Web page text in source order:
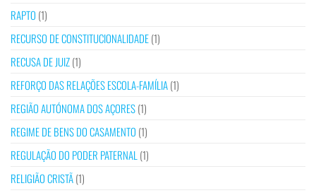
RAPTO (1)
RECURSO DE CONSTITUCIONALIDADE(1)
RECUSA DE JUIZ(1)
REFORÇO DAS RELAÇÕES ESCOLA-FAMÍLIA(1)
REGIÃO AUTÓNOMA DOS AÇORES(1)
REGIME DE BENS DO CASAMENTO (1)
REGULAÇÃO DO PODER PATERNAL(1)
RELIGIÃO CRISTÃ(1)